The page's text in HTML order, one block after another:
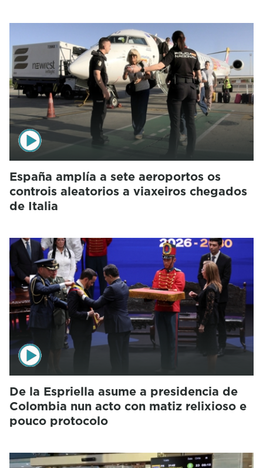
España amplía a sete aeroportos os
controis aleatorios a viaxeiros chegados
de Italia
De la Espriella asume a presidencia de
Colombia nun acto con matiz relixioso e
pouco protocolo